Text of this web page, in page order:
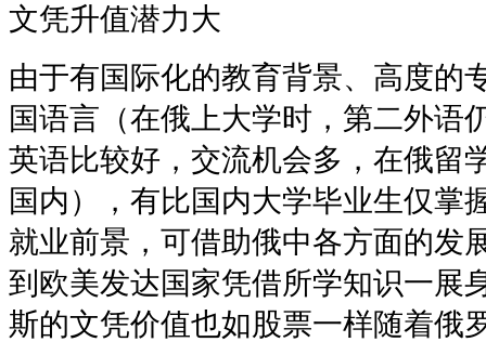
文凭升值潜力大
由于有国际化的教育背景、高度的
国语言（在俄上大学时，第二外语
英语比较好，交流机会多，在俄留
国内），有比国内大学毕业生仅掌
就业前景，可借助俄中各方面的发
到欧美发达国家凭借所学知识一展
斯的文凭价值也如股票一样随着俄